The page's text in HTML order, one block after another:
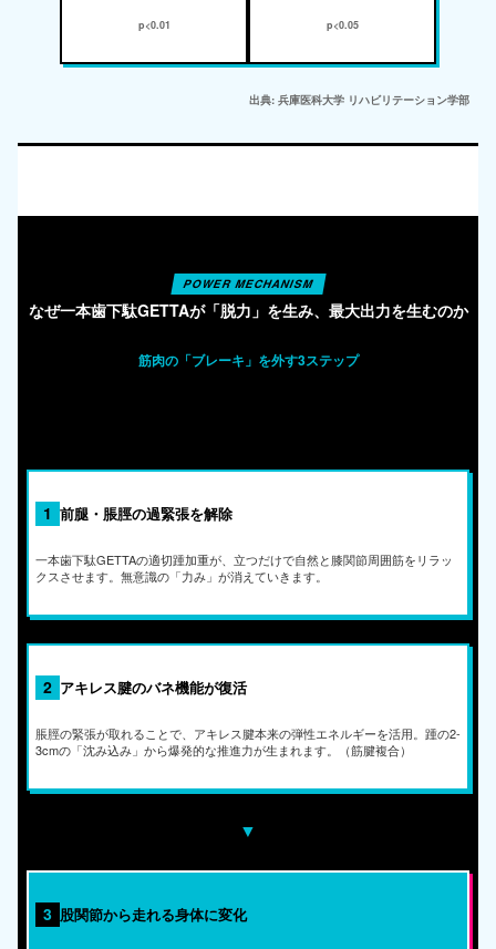
p<0.01 p<0.05
出典: 兵庫医科大学 リハビリテーション学部
POWER MECHANISM
なぜ一本歯下駄GETTAが「脱力」を生み、最大出力を生むのか
筋肉の「ブレーキ」を外す3ステップ
1 前腿・脹脛の過緊張を解除
一本歯下駄GETTAの適切踵加重が、立つだけで自然と膝関節周囲筋をリラッ
クスさせます。無意識の「力み」が消えていきます。
2 アキレス腱のバネ機能が復活
脹脛の緊張が取れることで、アキレス腱本来の弾性エネルギーを活用。踵の2-
3cmの「沈み込み」から爆発的な推進力が生まれます。（筋腱複合）
▼
3 股関節から走れる身体に変化